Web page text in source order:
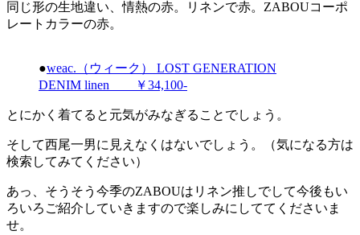
同じ形の生地違い、情熱の赤。リネンで赤。ZABOUコーポ
レートカラーの赤。
●weac.（ウィーク） LOST GENERATION
DENIM linen ￥34,100-
とにかく着てると元気がみなぎることでしょう。
そして西尾一男に見えなくはないでしょう。（気になる方は
検索してみてください）
あっ、そうそう今季のZABOUはリネン推しでして今後もい
ろいろご紹介していきますので楽しみにしててくださいま
せ。